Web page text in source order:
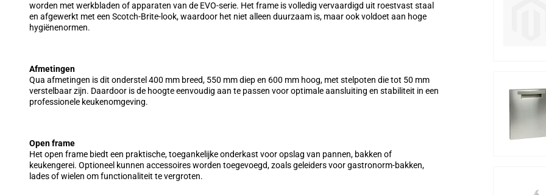
worden met werkbladen of apparaten van de EVO-serie. Het frame is volledig vervaardigd uit roestvast staal
en afgewerkt met een Scotch-Brite-look, waardoor het niet alleen duurzaam is, maar ook voldoet aan hoge
hygiënenormen.
Afmetingen
Qua afmetingen is dit onderstel 400 mm breed, 550 mm diep en 600 mm hoog, met stelpoten die tot 50 mm
verstelbaar zijn. Daardoor is de hoogte eenvoudig aan te passen voor optimale aansluiting en stabiliteit in een
professionele keukenomgeving.
Open frame
Het open frame biedt een praktische, toegankelijke onderkast voor opslag van pannen, bakken of
keukengerei. Optioneel kunnen accessoires worden toegevoegd, zoals geleiders voor gastronorm-bakken,
lades of wielen om functionaliteit te vergroten.